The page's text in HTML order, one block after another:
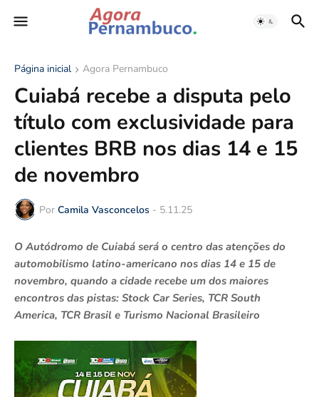
Página inicial Agora Pernambuco
Cuiabá recebe a disputa pelo
título com exclusividade para
clientes BRB nos dias 14 e 15
de novembro
Por Camila Vasconcelos - 5.11.25
O Autódromo de Cuiabá será o centro das atenções do
automobilismo latino-americano nos dias 14 e 15 de
novembro, quando a cidade recebe um dos maiores
encontros das pistas: Stock Car Series, TCR South
America, TCR Brasil e Turismo Nacional Brasileiro